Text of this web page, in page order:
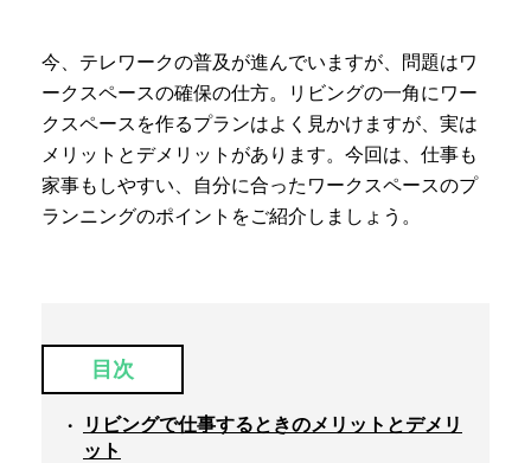
今、テレワークの普及が進んでいますが、問題はワ
ークスペースの確保の仕方。リビングの一角にワー
クスペースを作るプランはよく見かけますが、実は
メリットとデメリットがあります。今回は、仕事も
家事もしやすい、自分に合ったワークスペースのプ
ランニングのポイントをご紹介しましょう。
目次
リビングで仕事するときのメリットとデメリ
ット